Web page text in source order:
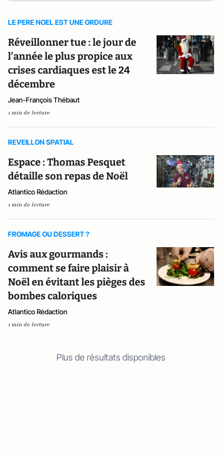
LE PERE NOEL EST UNE ORDURE
Réveillonner tue : le jour de
l’année le plus propice aux
crises cardiaques est le 24
décembre
Jean-François Thébaut
1 min de lecture
REVEILLON SPATIAL
Espace : Thomas Pesquet
détaille son repas de Noël
Atlantico Rédaction
1 min de lecture
FROMAGE OU DESSERT ?
Avis aux gourmands :
comment se faire plaisir à
Noël en évitant les pièges des
bombes caloriques
Atlantico Rédaction
1 min de lecture
Plus de résultats disponibles